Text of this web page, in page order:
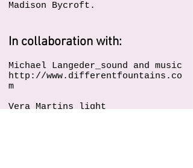
Madison Bycroft.
In collaboration with:
Michael Langeder_sound and music
http://www.differentfountains.co
m
Vera Martins_light